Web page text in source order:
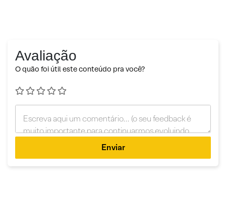
Avaliação
O quão foi útil este conteúdo pra você?
Enviar